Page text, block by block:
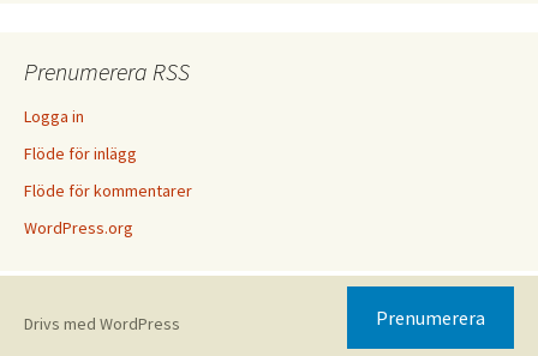
Prenumerera RSS
Logga in
Flöde för inlägg
Flöde för kommentarer
WordPress.org
Drivs med WordPress Prenumerera